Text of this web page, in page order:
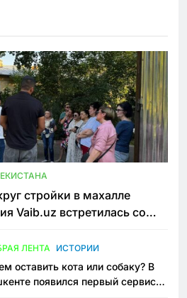
стройки в махалле
Vaib.uz встретилась со
ЛЕНТА ИСТОРИИ
оставить кота или собаку? В
появился первый сервис